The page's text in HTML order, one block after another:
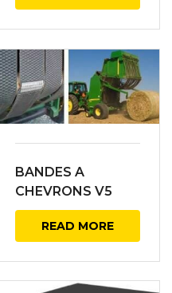
BANDES A
CHEVRONS V5
Losange por les
balelles presses
READ MORE